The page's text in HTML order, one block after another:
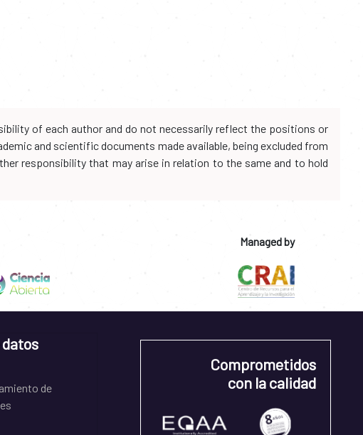
of each author and do not necessarily reflect the positions or
and scientific documents made available, being excluded from
responsibility that may arise in relation to the same and to hold
Managed by
de
Comprometidos
con la calidad